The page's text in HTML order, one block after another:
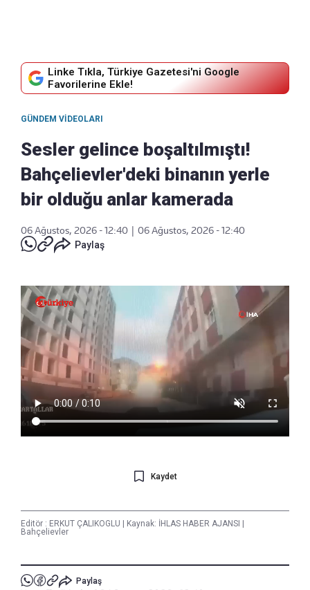
Linke Tıkla, Türkiye Gazetesi'ni Google
Favorilerine Ekle!
GÜNDEM VIDEOLARI
Sesler gelince boşaltılmıştı!
Bahçelievler'deki binanın yerle
bir olduğu anlar kamerada
06 Ağustos, 2026 - 12:40
06 Ağustos, 2026 - 12:40
Paylaş
Kaydet
Editör : ERKUT ÇALIKOGLU | Kaynak: İHLAS HABER AJANSI |
Bahçelievler
Paylaş